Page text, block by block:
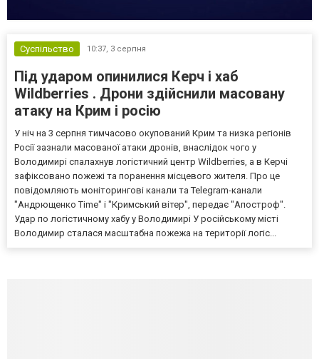
Суспільство 10:37, 3 серпня
Під ударом опинилися Керч і хаб
Wildberries . Дрони здійснили масовану
атаку на Крим і росію
У ніч на 3 серпня тимчасово окупований Крим та низка регіонів
Росії зазнали масованої атаки дронів, внаслідок чого у
Володимирі спалахнув логістичний центр Wildberries, а в Керчі
зафіксовано пожежі та поранення місцевого жителя. Про це
повідомляють моніторингові канали та Telegram-канали
"Андрющенко Time" і "Кримський вітер", передає "Апостроф".
Удар по логістичному хабу у Володимирі У російському місті
Володимир сталася масштабна пожежа на території логіс...